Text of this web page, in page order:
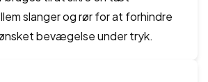
slanger og rør for at forhindre
bevægelse under tryk.